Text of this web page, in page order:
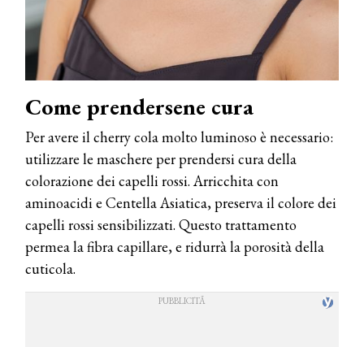
Come prendersene cura
Per avere il cherry cola molto luminoso è necessario:
utilizzare le maschere per prendersi cura della
colorazione dei capelli rossi. Arricchita con
aminoacidi e Centella Asiatica, preserva il colore dei
capelli rossi sensibilizzati. Questo trattamento
permea la fibra capillare, e ridurrà la porosità della
cuticola.